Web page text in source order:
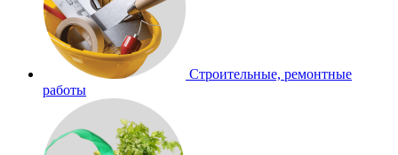
Строительные, ремонтные
работы